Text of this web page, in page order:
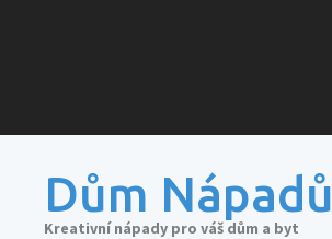
Dům Nápadů
Kreativní nápady pro váš dům a byt